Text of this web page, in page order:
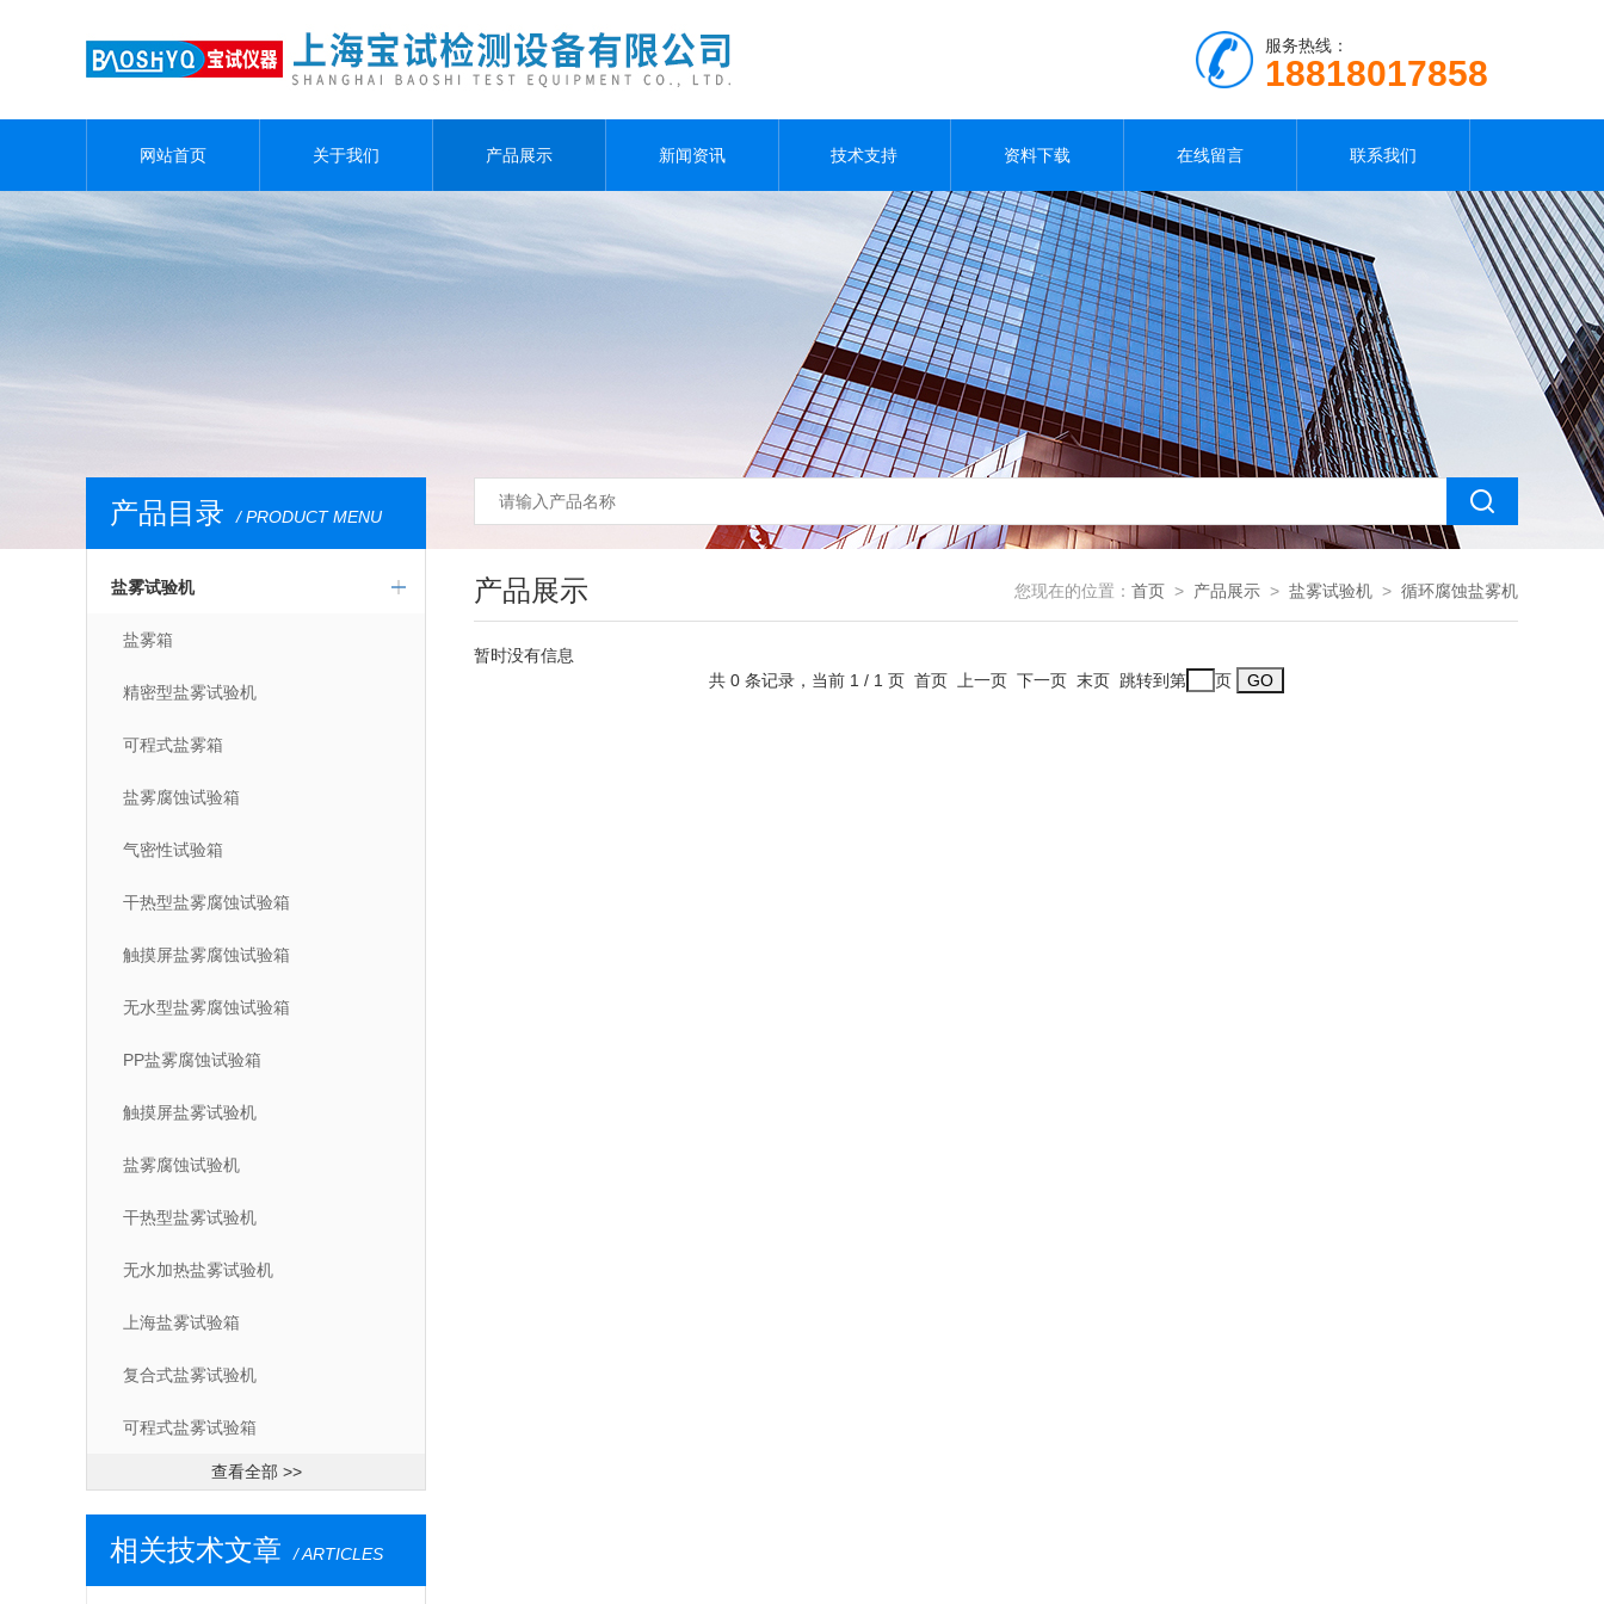
服务热线：
18818017858
网站首页 关于我们 产品展示 新闻资讯 技术支持 资料下载 在线留言 联系我们
产品目录 / PRODUCT MENU
盐雾试验机
盐雾箱
精密型盐雾试验机
可程式盐雾箱
盐雾腐蚀试验箱
气密性试验箱
干热型盐雾腐蚀试验箱
触摸屏盐雾腐蚀试验箱
无水型盐雾腐蚀试验箱
PP盐雾腐蚀试验箱
触摸屏盐雾试验机
盐雾腐蚀试验机
干热型盐雾试验机
无水加热盐雾试验机
上海盐雾试验箱
复合式盐雾试验机
可程式盐雾试验箱
查看全部 >>
相关技术文章 / ARTICLES
产品展示 您现在的位置： 首页 > 产品展示 > 盐雾试验机 > 循环腐蚀盐雾机
暂时没有信息
共 0 条记录，当前 1 / 1 页 首页 上一页 下一页 末页 跳转到第
页